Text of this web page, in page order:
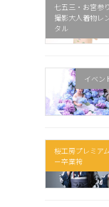
七五三・お宮参り
撮影大人着物レ
タル
イベン
桜工房プレミアム
－卒業袴